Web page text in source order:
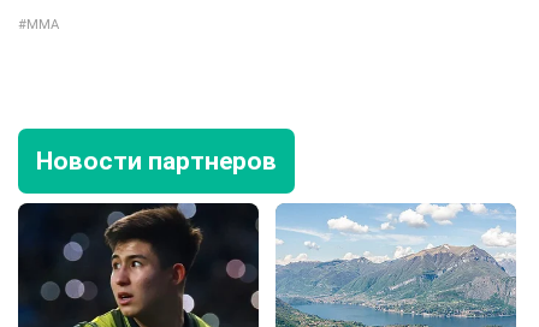
ММА
Новости партнеров